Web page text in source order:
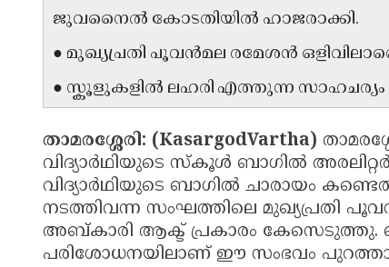
ജുവനൈൽ കോടതിയിൽ ഹാജരാക്കി.
● മുഖ്യപ്രതി പൂവൻമല രമേശൻ
● സ്കൂളുകളിൽ ലഹരി എത്തുന്ന
താമരശ്ശേരി: (KasargodVartha)
വിദ്യാർഥിയുടെ സ്കൂൾ ബാഗിൽ
വിദ്യാർഥിയുടെ ബാഗിൽ ചാരായം
നടത്തിവന്ന സംഘത്തിലെ മുഖ്യപ്രതി
അബ്കാരി ആക്ട് പ്രകാരം
പരിശോധനയിലാണ് ഈ സംഭവം